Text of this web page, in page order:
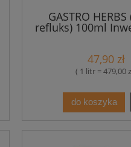
GASTRO HERBS
refluks) 100ml
47,90 zł
( 1 litr = 479,00
do koszyka